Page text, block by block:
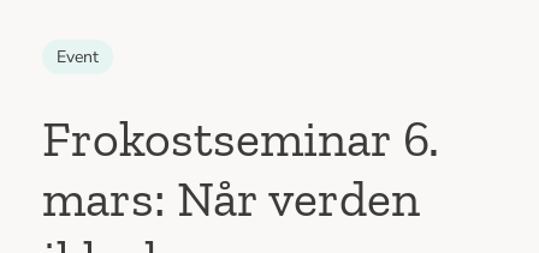
Om oss
Kontakt oss
Event
Frokostseminar 6.
mars: Når verden